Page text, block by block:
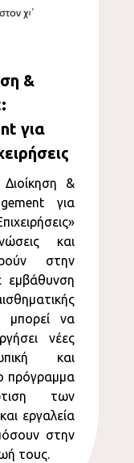
&
για
&
για
και
στην
εμβάθυνση
μπορεί να
νέες
και
πρόγραμμα
των
εργαλεία
στην
τους.